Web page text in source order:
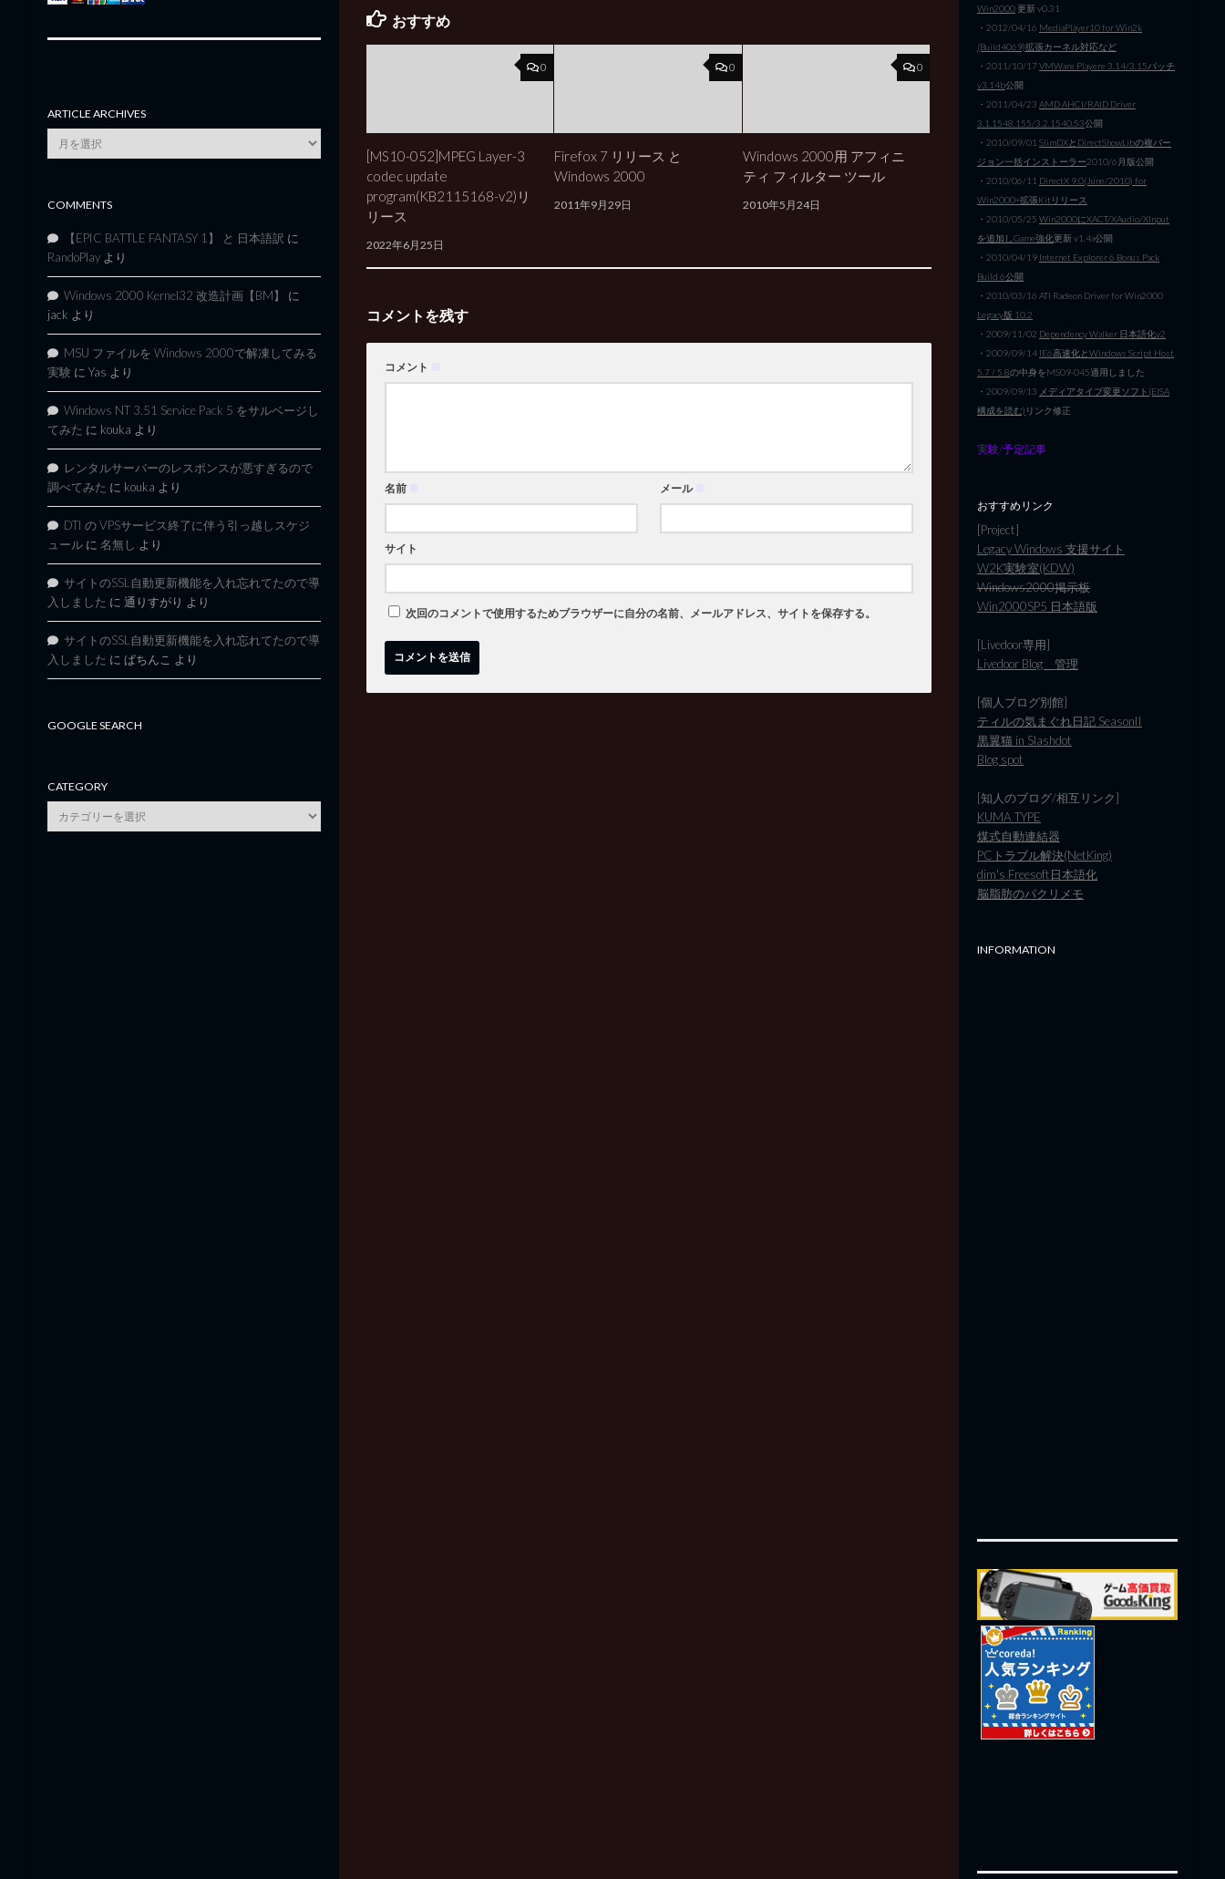
おすすめ
0
[MS10-052]MPEG Layer-3
codec update
program(KB2115168-v2)リ
リース
2022年6月25日
0
Firefox 7 リリース と
Windows 2000
2011年9月29日
0
Windows 2000用 アフィニ
ティ フィルター ツール
2010年5月24日
コメントを残す
コメント ※
名前 ※ メール ※
サイト
次回のコメントで使用するためブラウザーに自分の名前、メールアドレス、サイトを保存する。
ARTICLE ARCHIVES
Article
Archives
COMMENTS
【EPIC BATTLE FANTASY 1】 と 日本語訳 に
RandoPlay より
Windows 2000 Kernel32 改造計画【BM】
に
jack より
MSU ファイルを Windows 2000で解凍してみる
実験 に Yas より
Windows NT 3.51 Service Pack 5 をサルベージし
てみた に kouka より
レンタルサーバーのレスポンスが悪すぎるので
調べてみた に kouka より
DTI の VPSサービス終了に伴う引っ越しスケジ
ュール に 名無し より
サイトのSSL自動更新機能を入れ忘れてたので導
入しました に 通りすがり より
サイトのSSL自動更新機能を入れ忘れてたので導
入しました に ぱちんこ より
GOOGLE SEARCH
CATEGORY
category
Win2000更新 v0.31
・2012/04/16 MediaPlayer10 for Win2k
(Build4069)拡張カーネル対応など
・2011/10/17VMWare Playere 3.14/3.15パッチ
v3.14b公開
・2011/04/23 AMD AHCI/RAID Driver
3.1.1548.155/3.2.1540.53公開
・2010/09/01 SlimDXとDirectShowLibの複バー
ジョン一括インストーラー2010/6月版公開
・2010/06/11 DirectX 9.0(June/2010) for
Win2000+拡張Kitリリース
・2010/05/25 Win2000にXACT/XAudio/XInput
を追加しGame強化更新 v1.4a公開
・2010/04/19 Internet Explorer 6 Bonus Pack
Build 6公開
・2010/03/16 ATI Radeon Driver for Win2000
Legacy版 10.2
・2009/11/02 Dependency Walker 日本語化v2
・2009/09/14 IE6高速化とWindows Script Host
5.7 / 5.8の中身をMS09-045適用しました
・2009/09/13 メディアタイプ変更ソフト(EISA
構成を読む) リンク修正
実験/予定記事
おすすめリンク
[Project]
Legacy Windows 支援サイト
W2K実験室(KDW)
Windows2000掲示板
Win2000SP5 日本語版
[Livedoor専用]
Livedoor Blog 管理
[個人ブログ別館]
ティルの気まぐれ日記 SeasonII
黒翼猫 in Slashdot
Blog spot
[知人のブログ/相互リンク]
KUMA TYPE
煤式自動連結器
PCトラブル解決(NetKing)
dim's Freesoft日本語化
脳脂肪のパクリメモ
INFORMATION